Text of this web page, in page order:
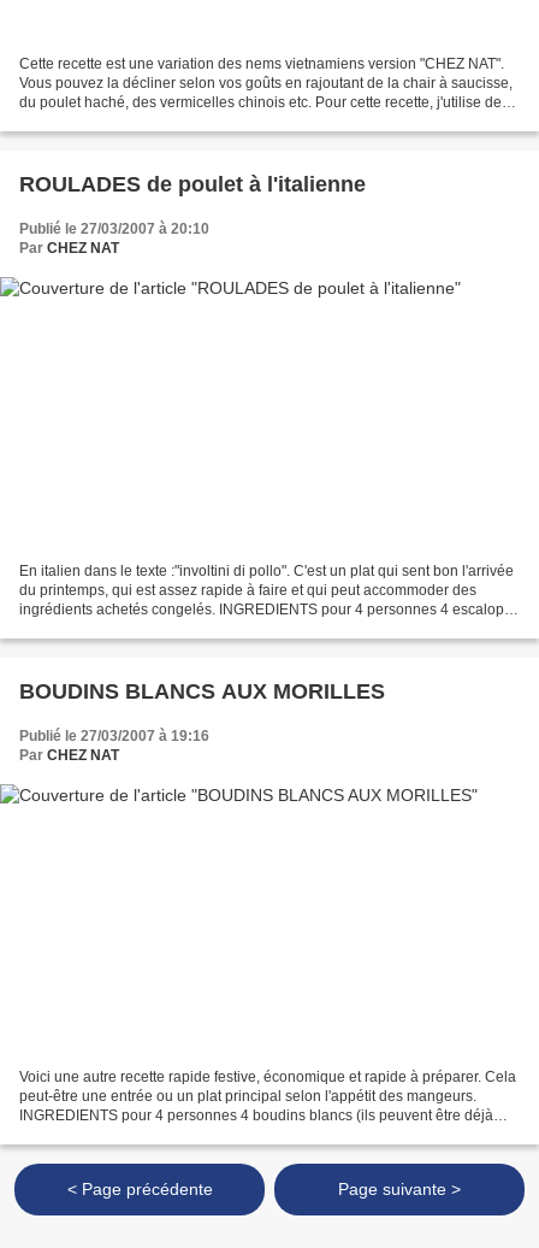
Cette recette est une variation des nems vietnamiens version "CHEZ NAT".
Vous pouvez la décliner selon vos goûts en rajoutant de la chair à saucisse,
du poulet haché, des vermicelles chinois etc. Pour cette recette, j'utilise des
ROULADES de poulet à l'italienne
Publié le 27/03/2007 à 20:10
Par CHEZ NAT
En italien dans le texte :"involtini di pollo". C'est un plat qui sent bon l'arrivée
du printemps, qui est assez rapide à faire et qui peut accommoder des
ingrédients achetés congelés. INGREDIENTS pour 4 personnes 4 escalopes
BOUDINS BLANCS AUX MORILLES
Publié le 27/03/2007 à 19:16
Par CHEZ NAT
Voici une autre recette rapide festive, économique et rapide à préparer. Cela
peut-être une entrée ou un plat principal selon l'appétit des mangeurs.
INGREDIENTS pour 4 personnes 4 boudins blancs (ils peuvent être déjà
< Page précédente Page suivante >